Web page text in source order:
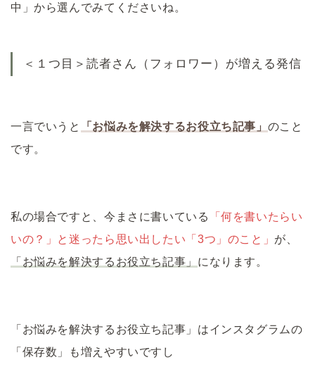
中」から選んでみてくださいね。
＜１つ目＞読者さん（フォロワー）が増える発信
一言でいうと 「お悩みを解決するお役立ち記事」 のこと
です。
私の場合ですと、今まさに書いている
「何を書いたらい
いの？」と迷ったら思い出したい「3つ」のこと」 が、
「お悩みを解決するお役立ち記事」 になります。
「お悩みを解決するお役立ち記事」はインスタグラムの
「保存数」も増えやすいですし